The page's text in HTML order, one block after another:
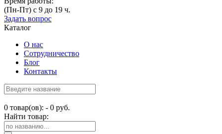
(Пн-Пт) с 9 до 19 ч.
Задать вопрос
Каталог
О нас
Сотрудничество
Блог
Контакты
0 товар(ов): - 0 руб.
Найти товар: